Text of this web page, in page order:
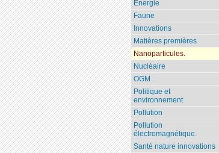
Energie
Faune
Innovations
Matières premières
Nanoparticules.
Nucléaire
OGM
Politique et
environnement
Pollution
Pollution
électromagnétique.
Santé nature innovations